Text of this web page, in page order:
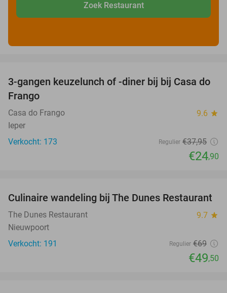
Zoek Restaurant
34%
3-gangen keuzelunch of -diner bij bij Casa do
Frango
Casa do Frango 9.6 star
Ieper
Verkocht: 173
Regulier €37,95
€24,90
28%
Culinaire wandeling bij The Dunes Restaurant
The Dunes Restaurant 9.7 star
Nieuwpoort
Verkocht: 191
Regulier €69
€49,50